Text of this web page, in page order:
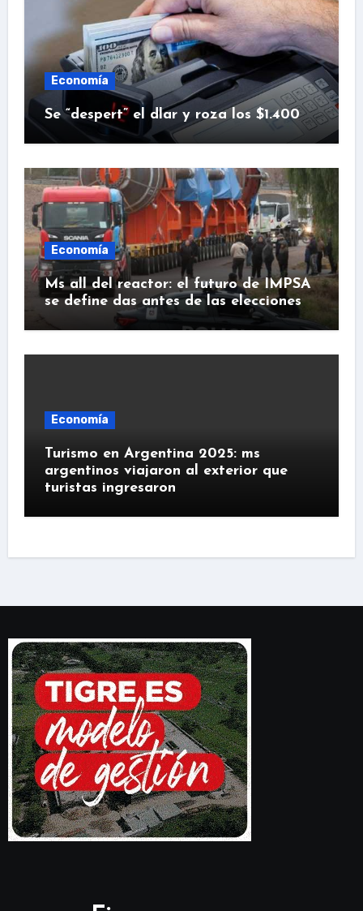
Economía
Se “despert” el dlar y roza los $1.400
Economía
Ms all del reactor: el futuro de IMPSA
se define das antes de las elecciones
Economía
Turismo en Argentina 2025: ms
argentinos viajaron al exterior que
turistas ingresaron